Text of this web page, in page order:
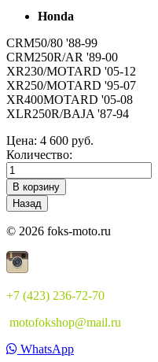
Honda
CRM50/80 '88-99
CRM250R/AR '89-00
XR230/MOTARD '05-12
XR250/MOTARD '95-07
XR400MOTARD '05-08
XLR250R/BAJA '87-94
Цена: 4 600 руб.
Количество:
© 2026 foks-moto.ru
+7 (423) 236-72-70
motofokshop@mail.ru
WhatsApp